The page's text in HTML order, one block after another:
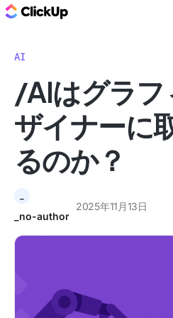
AI
/AIはグラフ
ザイナーに
るのか？
_no-author
2025年11月13日